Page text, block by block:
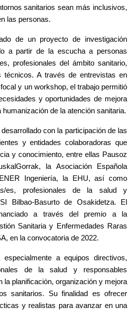
sanitarios sean más inclusivos,
las personas.
de un proyecto de investigación
a partir de la escucha a personas
profesionales del ámbito sanitario,
técnicos. A través de entrevistas en
y un workshop, el trabajo permitió
y oportunidades de mejora
de la atención sanitaria.
con la participación de las
y entidades colaboradoras que
y conocimiento, entre ellas Pausoz
la Asociación Española
Ingeniería, la EHU, así como
es, profesionales de la salud y
Bilbao-Basurto de Osakidetza. El
a través del premio a la
Sanitaria y Enfermedades Raras
en la convocatoria de 2022.
a equipos directivos,
de la salud y responsables
la planificación, organización y mejora
sanitarios. Su finalidad es ofrecer
y realistas para avanzar en una